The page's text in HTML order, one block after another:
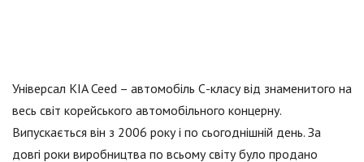
Універсал KIA Ceed – автомобіль С-класу від знаменитого на
весь світ корейського автомобільного концерну.
Випускається він з 2006 року і по сьогоднішній день. За
довгі роки виробництва по всьому світу було продано